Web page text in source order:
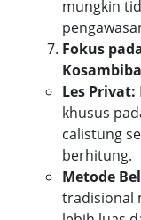
mungkin
Fokus
Les Privat:
khusus
calistung
berhitung.
Metode
tradisional